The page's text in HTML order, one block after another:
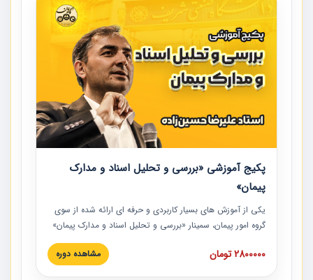
پکیج آموزشی «بررسی و تحلیل اسناد و مدارک
پیمان»
یکی از آموزش‏‏‏‏‏‏ های بسیار کاربردی و حرفه‏ ای ارائه شده از سوی
گروه امور پیمان، سمینار «بررسی و تحلیل اسناد و مدارک پیمان»
است که در دانشگاه صنعتی شریف ارائه شد. در این آموزش
نکات کلیدی مربوط به اسناد و مدارک پیمان، اولویت بندی اسناد
2800000 تومان مشاهده دوره